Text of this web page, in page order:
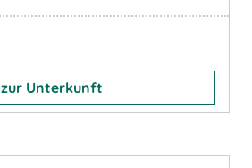
zur Unterkunft